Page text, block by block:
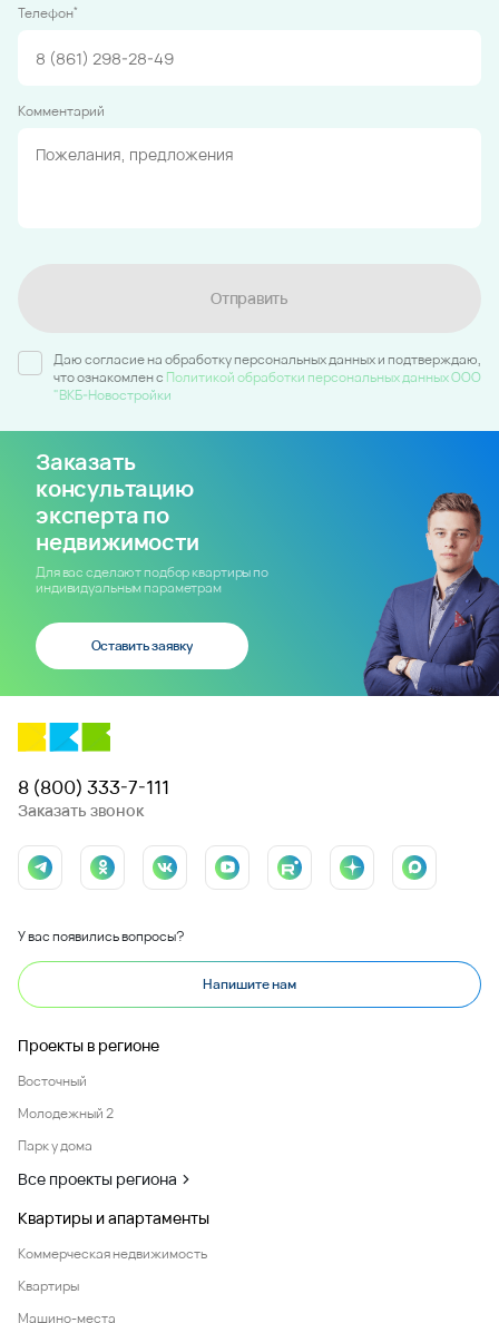
Телефон*
Комментарий
Отправить
Даю согласие на обработку персональных данных и подтверждаю,
что ознакомлен c Политикой обработки персональных данных ООО
"ВКБ-Новостройки
Заказать
консультацию
эксперта по
недвижимости
Для вас сделают подбор квартиры по
индивидуальным параметрам
Оставить заявку
8 (800) 333-7-111
Заказать звонок
У вас появились вопросы?
Напишите нам
Проекты в регионе
Восточный
Молодежный 2
Парк у дома
Все проекты региона
Квартиры и апартаменты
Коммерческая недвижимость
Квартиры
Машино-места